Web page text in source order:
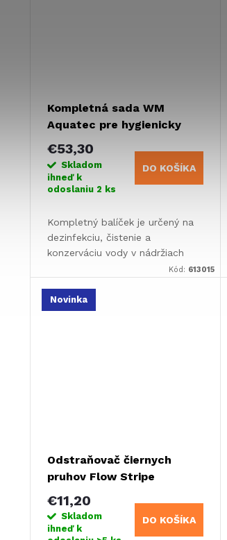
Kompletná sada WM
Aquatec pre hygienicky
čistú vodu - 60 l nádrž
€53,30
Skladom
ihneď k
odoslaniu 2 ks
DO KOŠÍKA
Kompletný balíček je určený na
dezinfekciu, čistenie a
konzerváciu vody v nádržiach
karavanu, obytného vozidla,
nádrže s objemom až 60 litrov.
Kód: 613015
Novinka
Odstraňovač čiernych
pruhov Flow Stripe
Remover - 1l
€11,20
Skladom
ihneď k
DO KOŠÍKA